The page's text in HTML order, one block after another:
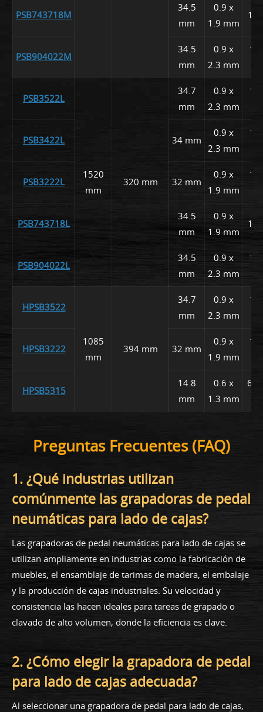
PSB743718M
34.5
mm
0.9 x
1.9 mm
PSB904022M
34.5
mm
0.9 x
2.3 mm
PSB3522L
1520
mm
320 mm
34.7
mm
0.9 x
2.3 mm
PSB3422L 34 mm
0.9 x
2.3 mm
PSB3222L 32 mm
0.9 x
1.9 mm
PSB743718L
34.5
mm
0.9 x
1.9 mm
PSB904022L
34.5
mm
0.9 x
2.3 mm
HPSB3522
1085
mm
394 mm
34.7
mm
0.9 x
2.3 mm
HPSB3222 32 mm
0.9 x
1.9 mm
HPSB5315
14.8
mm
0.6 x
1.3 mm
6,
Preguntas Frecuentes (FAQ)
1. ¿Qué industrias utilizan
comúnmente las grapadoras de pedal
neumáticas para lado de cajas?
Las grapadoras de pedal neumáticas para lado de cajas se
utilizan ampliamente en industrias como la fabricación de
muebles, el ensamblaje de tarimas de madera, el embalaje
y la producción de cajas industriales. Su velocidad y
consistencia las hacen ideales para tareas de grapado o
clavado de alto volumen, donde la eficiencia es clave.
2. ¿Cómo elegir la grapadora de pedal
para lado de cajas adecuada?
Al seleccionar una grapadora de pedal para lado de cajas,